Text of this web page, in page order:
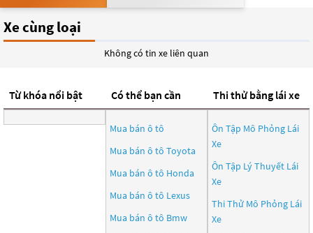
Xe cùng loại
Không có tin xe liên quan
Từ khóa nổi bật Có thể bạn cần
Mua bán ô tô
Mua bán ô tô Toyota
Mua bán ô tô Honda
Mua bán ô tô Lexus
Mua bán ô tô Bmw
Thi thử bằng lái xe
Ôn Tập Mô Phỏng Lái
Xe
Ôn Tập Lý Thuyết Lái
Xe
Thi Thử Mô Phỏng Lái
Xe